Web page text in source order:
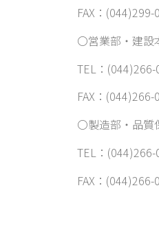
FAX：(044)299-
〇営業部・建設
TEL：(044)266-
FAX：(044)266-
〇製造部・品質
TEL：(044)266-
FAX：(044)266-